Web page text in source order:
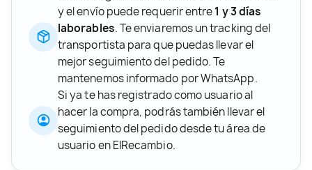
y el envío puede requerir entre1 y 3 días
laborables. Te enviaremos un tracking del
transportista para que puedas llevar el
mejor seguimiento del pedido. Te
mantenemos informado por WhatsApp.
Si ya te has registrado como usuario al
hacer la compra, podrás también llevar el
seguimiento del pedido desde tu área de
usuario en ElRecambio.